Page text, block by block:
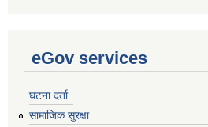
eGov services
घटना दर्ता
सामाजिक सुरक्षा